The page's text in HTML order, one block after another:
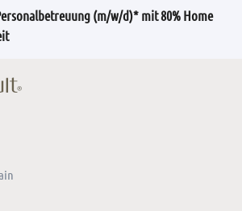
(m/w/d)* mit 80% Home